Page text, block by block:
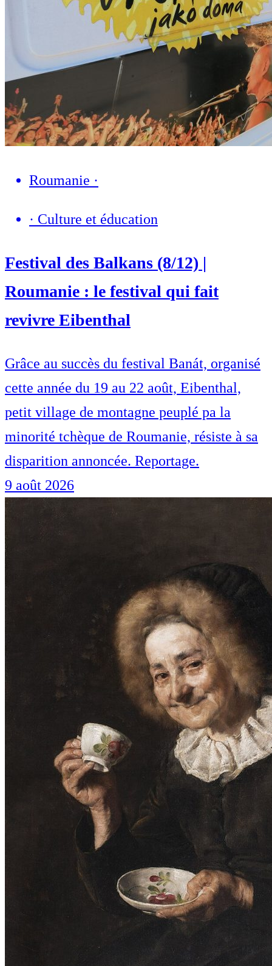
Roumanie ·
· Culture et éducation
Festival des Balkans (8/12) |
Roumanie : le festival qui fait
revivre Eibenthal
Grâce au succès du festival Banát, organisé
cette année du 19 au 22 août, Eibenthal,
petit village de montagne peuplé pa la
minorité tchèque de Roumanie, résiste à sa
disparition annoncée. Reportage.
9 août 2026